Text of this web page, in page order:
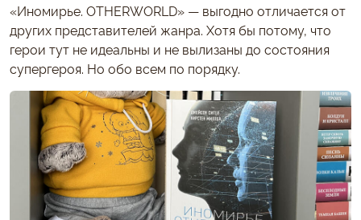
«Иномирье. OTHERWORLD» — выгодно отличается от
других представителей жанра. Хотя бы потому, что
герои тут не идеальны и не вылизаны до состояния
супергероя. Но обо всем по порядку.